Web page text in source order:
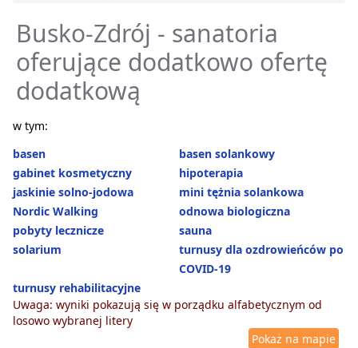
Busko-Zdrój - sanatoria
oferujące dodatkowo ofertę
dodatkową
w tym:
basen
basen solankowy
gabinet kosmetyczny
hipoterapia
jaskinie solno-jodowa
mini tężnia solankowa
Nordic Walking
odnowa biologiczna
pobyty lecznicze
sauna
solarium
turnusy dla ozdrowieńców po
COVID-19
turnusy rehabilitacyjne
Uwaga: wyniki pokazują się w porządku alfabetycznym od
losowo wybranej litery
Pokaż na mapie